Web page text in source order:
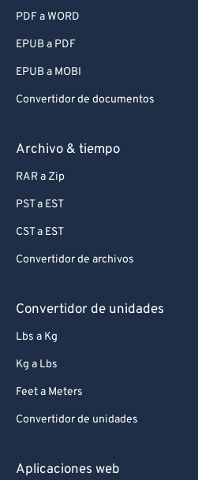
PDF a WORD
EPUB a PDF
EPUB a MOBI
Convertidor de documentos
Archivo & tiempo
RAR a Zip
PST a EST
CST a EST
Convertidor de archivos
Convertidor de unidades
Lbs a Kg
Kg a Lbs
Feet a Meters
Convertidor de unidades
Aplicaciones web